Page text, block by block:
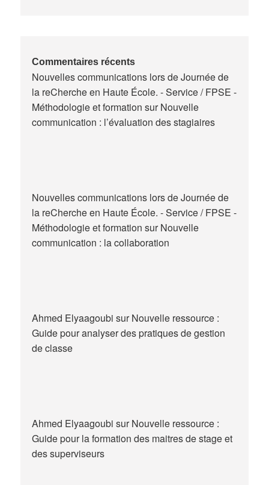
de
stage
en
Belgique
Commentaires récents
Nouvelles communications lors de Journée de
la reCherche en Haute École. - Service / FPSE -
Méthodologie et formation surNouvelle
communication : l’évaluation des stagiaires
Nouvelles communications lors de Journée de
la reCherche en Haute École. - Service / FPSE -
Méthodologie et formation surNouvelle
communication : la collaboration
Ahmed Elyaagoubi surNouvelle ressource :
Guide pour analyser des pratiques de gestion
de classe
Ahmed Elyaagoubi surNouvelle ressource :
Guide pour la formation des maitres de stage et
des superviseurs